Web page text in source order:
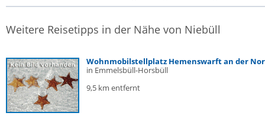
Weitere Reisetipps in der Nähe von Niebüll
Wohnmobilstellplatz Hemenswarft an der
in Emmelsbüll-Horsbüll
9,5 km entfernt